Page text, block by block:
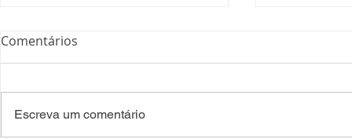
Comentários
Escreva um comentário